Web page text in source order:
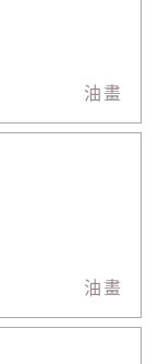
油畫
油畫